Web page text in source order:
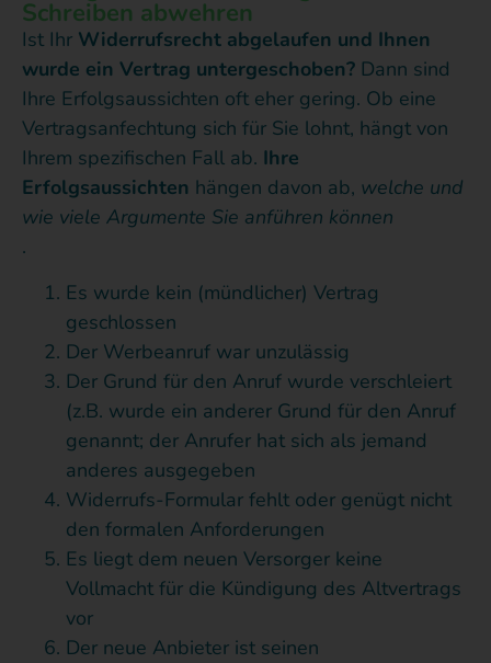
Schreiben abwehren
Ist Ihr Widerrufsrecht abgelaufen und Ihnen
wurde ein Vertrag untergeschoben? Dann sind
Ihre Erfolgsaussichten oft eher gering. Ob eine
Vertragsanfechtung sich für Sie lohnt, hängt von
Ihrem spezifischen Fall ab. Ihre
Erfolgsaussichten hängen davon ab, welche und
wie viele Argumente Sie anführen können
.
Es wurde kein (mündlicher) Vertrag
geschlossen
Der Werbeanruf war unzulässig
Der Grund für den Anruf wurde verschleiert
(z.B. wurde ein anderer Grund für den Anruf
genannt; der Anrufer hat sich als jemand
anderes ausgegeben
Widerrufs-Formular fehlt oder genügt nicht
den formalen Anforderungen
Es liegt dem neuen Versorger keine
Vollmacht für die Kündigung des Altvertrags
vor
Der neue Anbieter ist seinen